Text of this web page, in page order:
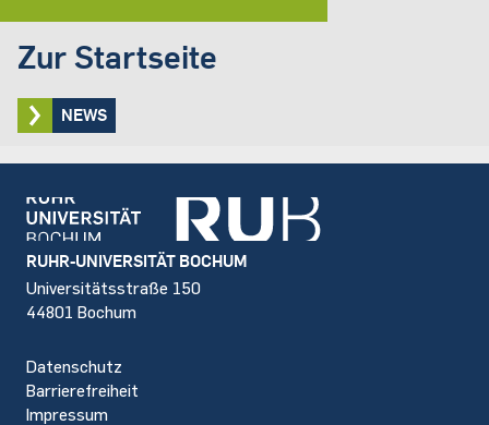
Zur Startseite
NEWS
Footer
RUHR-UNIVERSITÄT BOCHUM
Universitätsstraße 150
44801 Bochum
Datenschutz
Barrierefreiheit
Impressum